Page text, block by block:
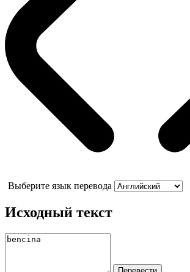
Выберите язык перевода
Исходный текст